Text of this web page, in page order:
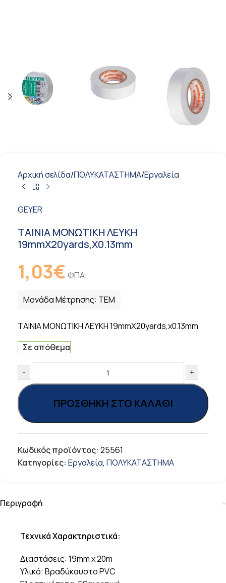
Αρχική σελίδα/ΠΟΛΥΚΑΤΑΣΤΗΜΑ/Εργαλεία
GEYER
ΤΑΙΝΙΑ ΜΟΝΩΤΙΚΗ ΛΕΥΚΗ
19mmX20yards,x0.13mm
1,03€ ΦΠΑ
Μονάδα Μέτρησης: ΤΕΜ
ΤΑΙΝΙΑ ΜΟΝΩΤΙΚΗ ΛΕΥΚΗ 19mmX20yards,x0.13mm
Σε απόθεμα
- +
ΠΡΟΣΘΉΚΗ ΣΤΟ ΚΑΛΆΘΙ
Κωδικός προϊόντος: 25561
Κατηγορίες: Εργαλεία, ΠΟΛΥΚΑΤΑΣΤΗΜΑ
Περιγραφή
Τεχνικά Χαρακτηριστικά:
Διαστάσεις: 19mm x 20m
Υλικό: Βραδύκαυστο PVC